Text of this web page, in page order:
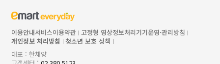
이용안내서비스이용약관 고정형 영상정보처리기기운영·관리방침
개인정보 처리방침
청소년 보호 정책
대표 : 한채양